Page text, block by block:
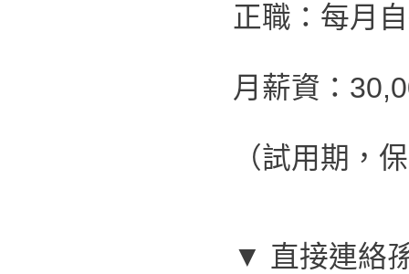
正職：每月
月薪資：
（試用期，
▼ 直接連絡